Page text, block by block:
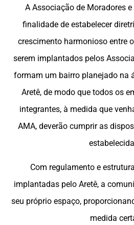
A Associação de Moradores
finalidade de estabelecer
crescimento harmonioso entre
serem implantados pelos
formam um bairro planejado na
Aretê, de modo que todos os
integrantes, à medida que
AMA, deverão cumprir as
Com regulamento e
implantadas pelo Aretê, a
seu próprio espaço,
medida